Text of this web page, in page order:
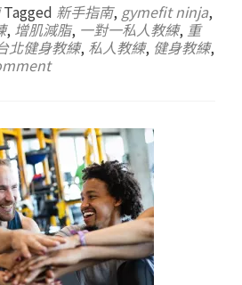
Tagged 新手指南, gymefit ninja,
, 增肌減脂, 一對一私人教練, 重
北健身教練, 私人教練, 健身教練,